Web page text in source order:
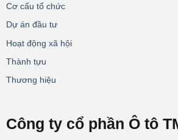
Cơ cấu tổ chức
Dự án đầu tư
Hoạt động xã hội
Thành tựu
Thương hiệu
Công ty cổ phần Ô tô